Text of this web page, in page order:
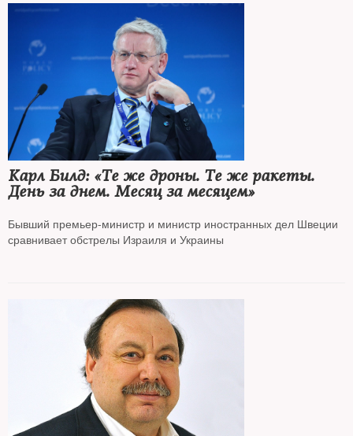
Карл Билд: «Те же дроны. Те же ракеты.
День за днем. Месяц за месяцем»
Бывший премьер-министр и министр иностранных дел Швеции
сравнивает обстрелы Израиля и Украины